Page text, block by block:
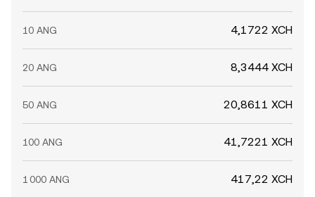
10 ANG 4,1722 XCH
20 ANG 8,3444 XCH
50 ANG 20,8611 XCH
100 ANG 41,7221 XCH
1 000 ANG 417,22 XCH